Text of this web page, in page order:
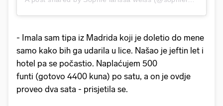
- Imala sam tipa iz Madrida koji je doletio do mene
samo kako bih ga udarila u lice. Našao je jeftin let i
hotel pa se počastio. Naplaćujem 500
funti (gotovo 4400 kuna) po satu, a on je ovdje
proveo dva sata - prisjetila se.